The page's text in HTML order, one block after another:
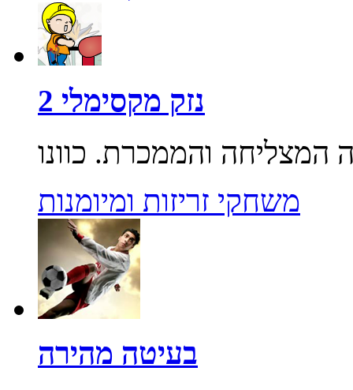
נזק מקסימלי 2
משחקי זריזות ומיומנות
בעיטה מהירה